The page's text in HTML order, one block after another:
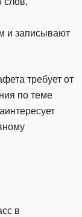
и записывают
требует от
по теме
в